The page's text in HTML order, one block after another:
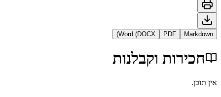
PDF
Word (DOCX)
וקבלנות